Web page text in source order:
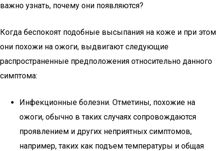
важно узнать, почему они появляются?
Когда беспокоят подобные высыпания на коже и при этом
они похожи на ожоги, выдвигают следующие
распространенные предположения относительно данного
симптома:
Инфекционные болезни. Отметины, похожие на
ожоги, обычно в таких случаях сопровождаются
проявлением и других неприятных симптомов,
например, таких как подъем температуры и общая